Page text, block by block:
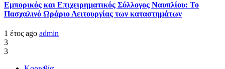
Εμπορικός και Επιχειρηματικός Σύλλογος Ναυπλίου: Το
Πασχαλινό Ωράριο Λειτουργίας των καταστημάτων
1 έτος ago admin
3
3